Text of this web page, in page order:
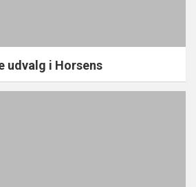
udvalg i Horsens